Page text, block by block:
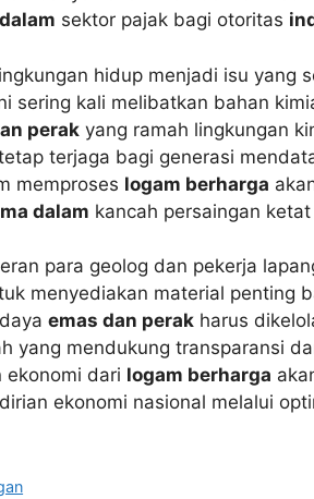
sektor pajak bagi otoritas
hidup menjadi isu yang
sering kali melibatkan bahan
perak yang ramah lingkungan
terjaga bagi generasi
memproses logam berharga
dalam kancah persaingan
para geolog dan pekerja
menyediakan material penting
emas dan perak harus
yang mendukung transparansi
ekonomi dari logam berharga
ekonomi nasional melalui